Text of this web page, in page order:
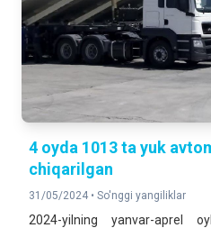
4 oyda 1013 ta yuk
chiqarilgan
31/05/2024 • So'nggi yangiliklar
2024-yilning yanvar-aprel